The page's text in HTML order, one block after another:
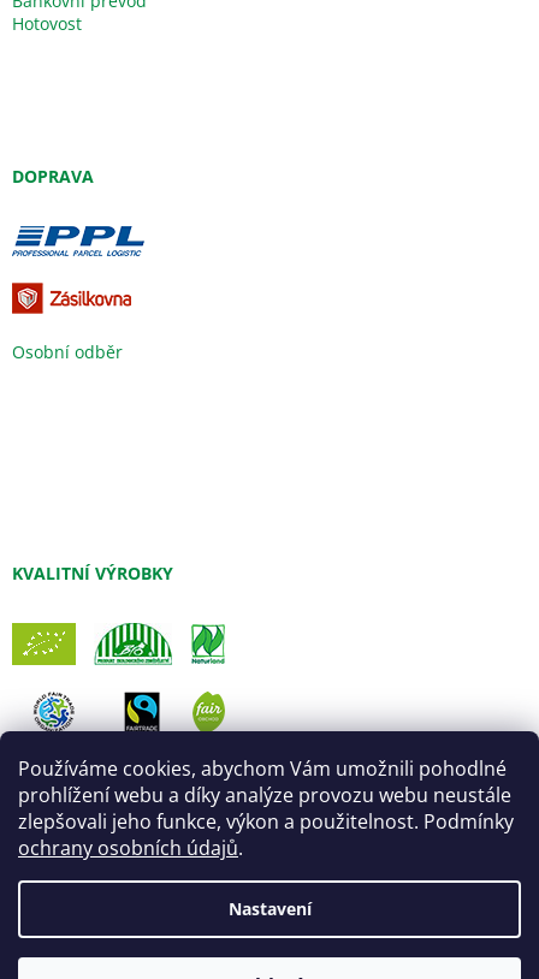
Používáme cookies, abychom Vám umožnili pohodlné
prohlížení webu a díky analýze provozu webu neustále
zlepšovali jeho funkce, výkon a použitelnost. Podmínky
ochrany osobních údajů.
Nastavení
Hotovost
DOPRAVA
Osobní odběr
KVALITNÍ VÝROBKY
Vytvořil ShoptetÚprava šablony:Marketingwebu